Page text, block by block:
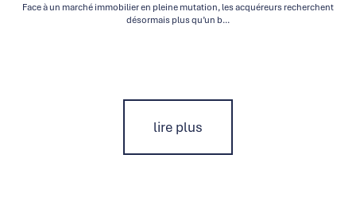
Face à un marché immobilier en pleine mutation, les acquéreurs recherchent
désormais plus qu’un b...
lire plus